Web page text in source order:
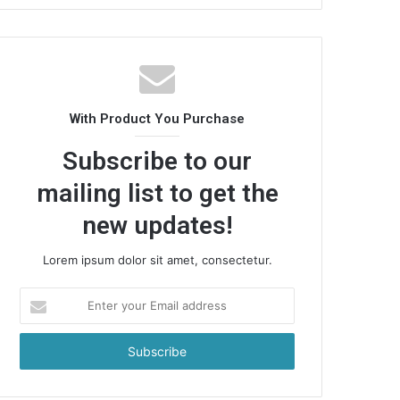
With Product You Purchase
Subscribe to our
mailing list to get the
new updates!
Lorem ipsum dolor sit amet, consectetur.
your
Email